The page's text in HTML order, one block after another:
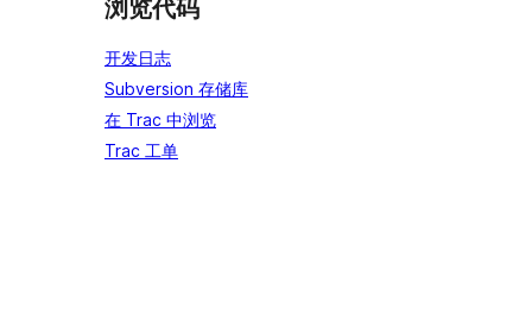
浏览代码
开发日志
Subversion 存储库
在 Trac 中浏览
Trac 工单